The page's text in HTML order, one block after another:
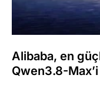
Alibaba, en
Qwen3.8-